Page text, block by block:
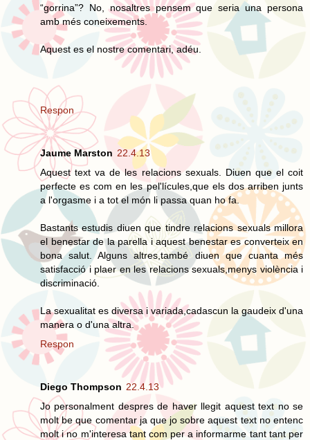
“gorrina”? No, nosaltres pensem que seria una persona
amb més coneixements.
Aquest es el nostre comentari, adéu.
Respon
Jaume Marston 22.4.13
Aquest text va de les relacions sexuals. Diuen que el coit
perfecte es com en les pel'lícules,que els dos arriben junts
a l'orgasme i a tot el món li passa quan ho fa.
Bastants estudis diuen que tindre relacions sexuals millora
el benestar de la parella i aquest benestar es converteix en
bona salut. Alguns altres,també diuen que cuanta més
satisfacció i plaer en les relacions sexuals,menys violència i
discriminació.
La sexualitat es diversa i variada,cadascun la gaudeix d'una
manera o d'una altra.
Respon
Diego Thompson 22.4.13
Jo personalment despres de haver llegit aquest text no se
molt be que comentar ja que jo sobre aquest text no entenc
molt i no m'interesa tant com per a informarme tant tant per